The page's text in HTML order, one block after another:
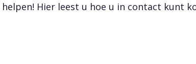
Hier leest u hoe u in contact kunt